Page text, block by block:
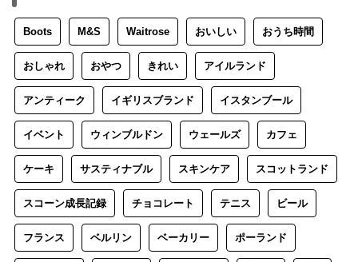
Boots M&S Waitrose おいしい おうち時間
おしゃれ おやつ きれい アイルランド
アンティーク イギリスブランド イスタンブール
イベント ウィンブルドン ウェールズ カフェ
ケーキ サスティナブル スキンケア スコットランド
スコーン成長記録 チョコレート テニス ビール
フランス ベルリン ベーカリー ポーランド